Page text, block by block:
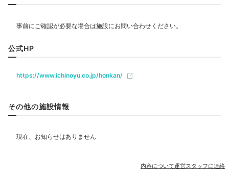
二部制でコロナ対策もされていました。妊娠中なので生
飲食
レストラン
ベビー＆子供関連
部屋情報
公式HP
https://www.ichinoyu.co.jp/honkan/
その他の施設情報
内容について運営スタッフに連絡